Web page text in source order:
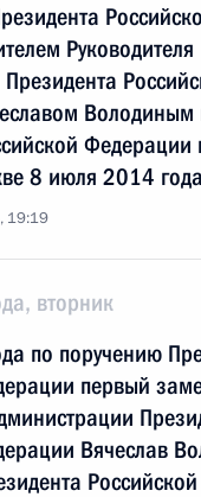
Руководителя
Федерации
8 июля 2014 года
19:19
вторник
по поручению
первый
Вячеслав